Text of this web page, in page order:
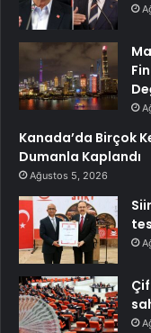
Kanada’da Birçok
Dumanla Kaplandı
Ağustos 5, 2026